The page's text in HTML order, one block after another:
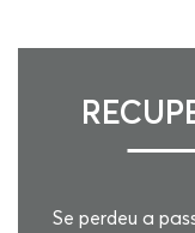
Se perdeu a